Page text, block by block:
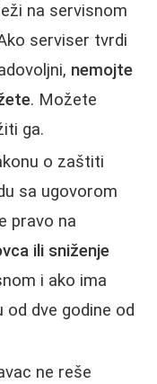
na servisnom
serviser tvrdi
nemojte
. Možete
ga.
o zaštiti
sa ugovorom
pravo na
ili sniženje
i ako ima
dve godine od
ne reše